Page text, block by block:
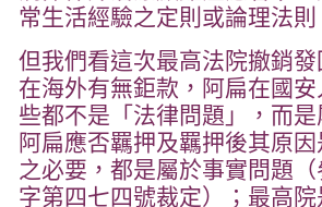
常生活經驗之定則或論理法則
但我們看這次最高法院撤銷
在海外有無鉅款，阿扁在國
些都不是「法律問題」，而
阿扁應否羈押及羈押後其原
之必要，都是屬於事實問題
字第四七四號裁定）；最高